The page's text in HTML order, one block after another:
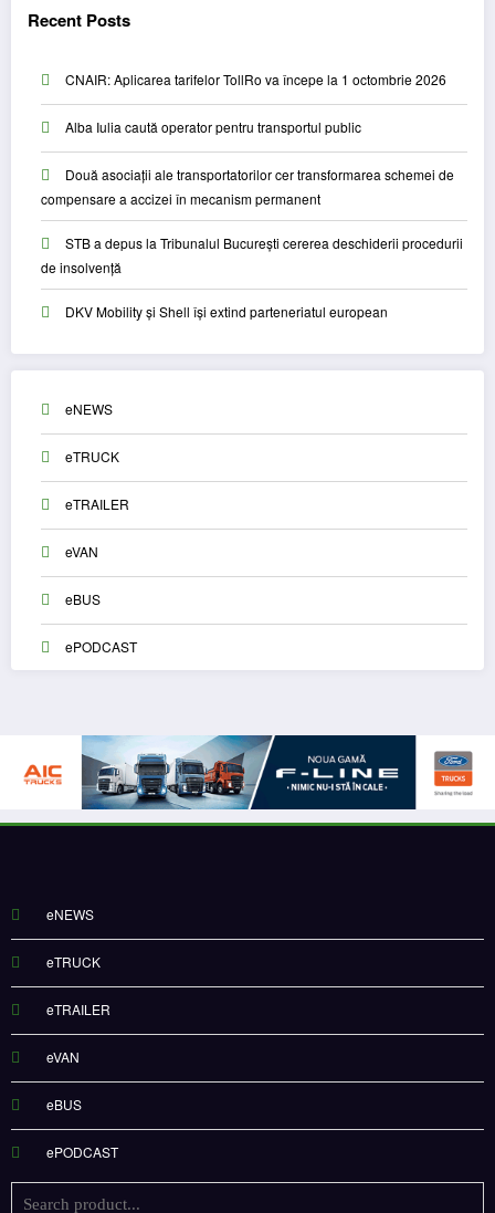
Recent Posts
CNAIR: Aplicarea tarifelor TollRo va începe la 1 octombrie 2026
Alba Iulia caută operator pentru transportul public
Două asociații ale transportatorilor cer transformarea schemei de
compensare a accizei în mecanism permanent
STB a depus la Tribunalul București cererea deschiderii procedurii
de insolvență
DKV Mobility și Shell își extind parteneriatul european
eNEWS
eTRUCK
eTRAILER
eVAN
eBUS
ePODCAST
eNEWS
eTRUCK
eTRAILER
eVAN
eBUS
ePODCAST